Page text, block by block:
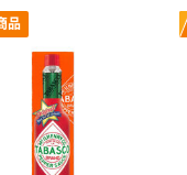
品
中判 再生紙
100％ 200枚
FSC認証 シング
ル 大王製紙共同
企画 オリジナル
￥149~